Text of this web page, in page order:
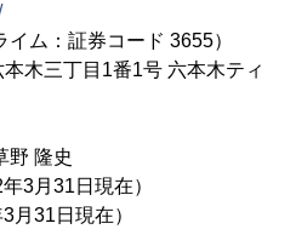
イム：証券コード 3655）
木三丁目1番1号 六本木ティ
野 隆史
3月31日現在）
月31日現在）